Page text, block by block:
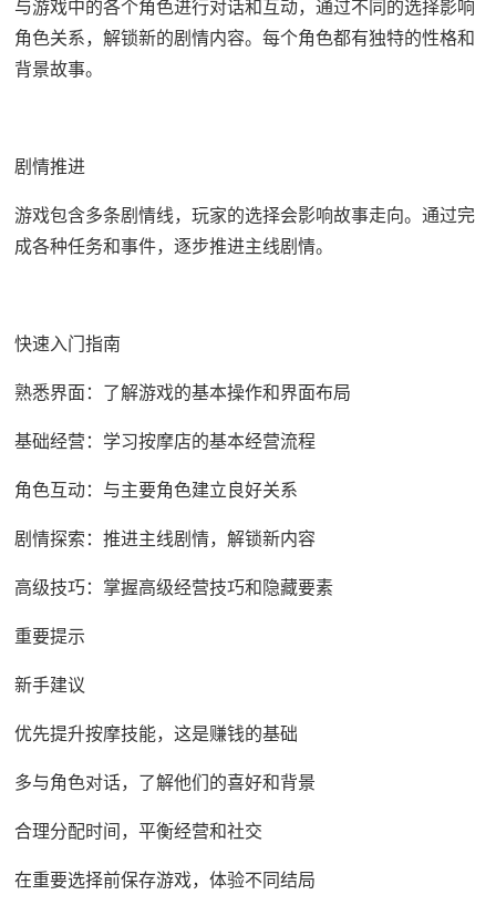
与游戏中的各个角色进行对话和互动，通过不同的选择影响
角色关系，解锁新的剧情内容。每个角色都有独特的性格和
背景故事。
剧情推进
游戏包含多条剧情线，玩家的选择会影响故事走向。通过完
成各种任务和事件，逐步推进主线剧情。
快速入门指南
熟悉界面：了解游戏的基本操作和界面布局
基础经营：学习按摩店的基本经营流程
角色互动：与主要角色建立良好关系
剧情探索：推进主线剧情，解锁新内容
高级技巧：掌握高级经营技巧和隐藏要素
重要提示
新手建议
优先提升按摩技能，这是赚钱的基础
多与角色对话，了解他们的喜好和背景
合理分配时间，平衡经营和社交
在重要选择前保存游戏，体验不同结局